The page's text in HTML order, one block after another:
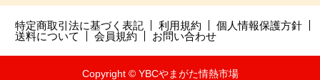
特定商取引法に基づく表記 利用規約
個人情報保護方針
送料について
会員規約 お問い合わせ
Copyright © YBCやまがた情熱市場